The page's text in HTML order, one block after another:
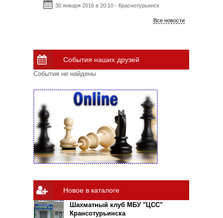
30 января 2016 в 20:10 - Краснотурьинск
Все новости
События наших друзей
События не найдены
Новое в каталоге
Шахматный клуб МБУ "ЦСС"
Крансотурьинска